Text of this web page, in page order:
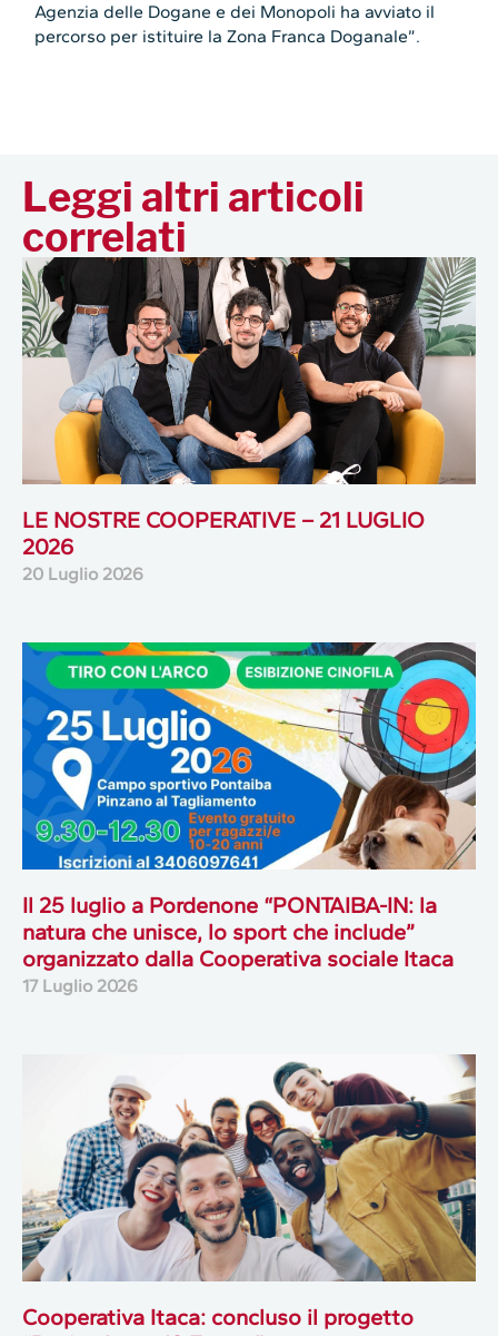
Agenzia delle Dogane e dei Monopoli ha avviato il
percorso per istituire la Zona Franca Doganale”.
Leggi altri articoli
correlati
LE NOSTRE COOPERATIVE – 21 LUGLIO
2026
20 Luglio 2026
Il 25 luglio a Pordenone “PONTAIBA-IN: la
natura che unisce, lo sport che include”
organizzato dalla Cooperativa sociale Itaca
17 Luglio 2026
Cooperativa Itaca: concluso il progetto